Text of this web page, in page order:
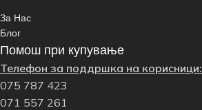
За Нас
Блог
Помош при купување
Телефон за поддршка на корисници:
075 787 423
071 557 261